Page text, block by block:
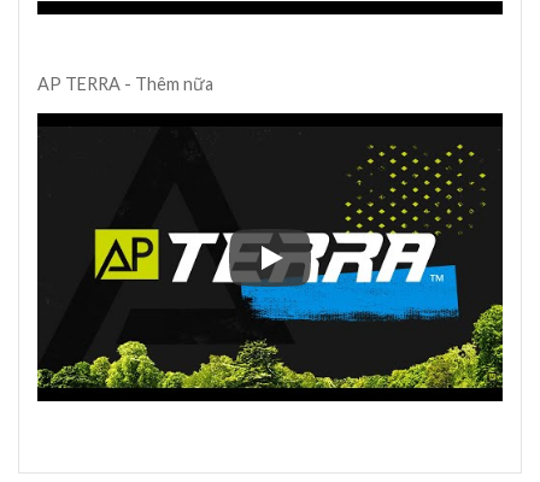
AP TERRA - Thêm nữa
AP TERRA - Thêm nữa